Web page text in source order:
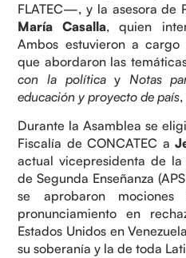
FLATEC—, y la asesora de
María Casalla, quien
Ambos estuvieron a
que abordaron las
con la políticay Notas
educación y proyecto de país
Durante la Asamblea se
Fiscalía de CONCATEC a
actual vicepresidenta de
de Segunda Enseñanza
se aprobaron
pronunciamiento en
Estados Unidos en
su soberanía y la de toda